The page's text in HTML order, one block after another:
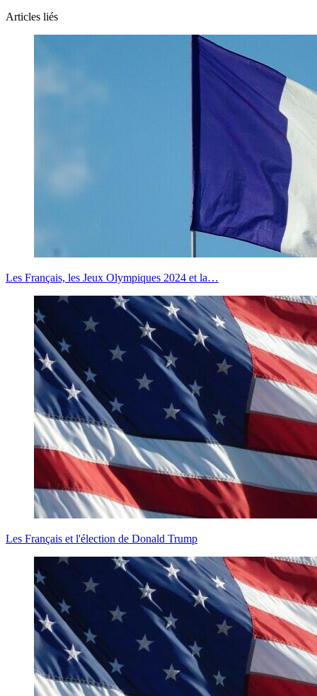
Articles liés
Les Français, les Jeux Olympiques 2024 et la…
Les Français et l'élection de Donald Trump